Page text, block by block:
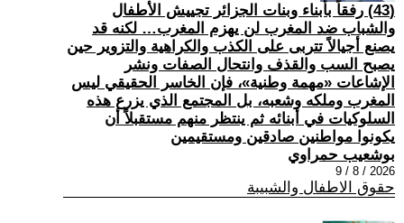
(43) رفقاً بأبناء وبنات الجزائر تجييش الأطفال
والشباب ضد المغرب لن يهزم المغرب… لكنه قد
يصنع أجيالاً تتربى على الكذب والكراهية والتزوير حين
يصبح السب والقذف وانتحال الصفات ونشر
الإشاعات «مهمة وطنية»، فإن الخاسر الحقيقي ليس
المغرب وملكه وشعبه، بل المجتمع الذي يزرع هذه
السلوكيات في أبنائه ثم ينتظر منهم مستقبلاً أن
يكونوا مواطنين صادقين ومستقيمين
بوشعيب حمراوي
2026 / 8 / 9
حقوق الاطفال والشبيبة